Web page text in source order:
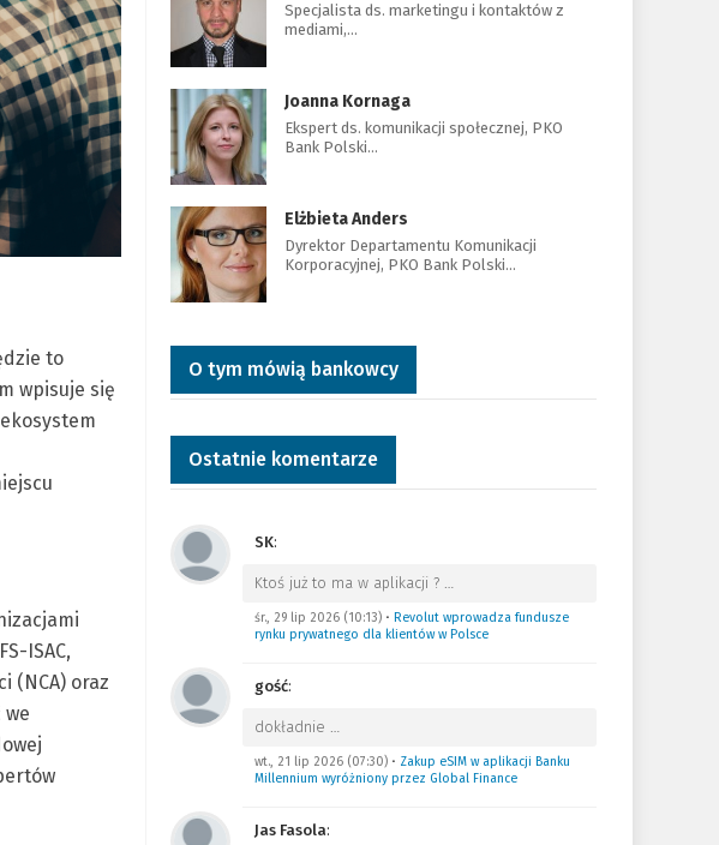
to
wpisuje się
ISAC,
(NCA) oraz
Specjalista ds. marketingu i kontaktów z
mediami,…
Joanna Kornaga
Ekspert ds. komunikacji społecznej, PKO
Bank Polski…
Elżbieta Anders
Dyrektor Departamentu Komunikacji
Korporacyjnej, PKO Bank Polski…
O tym mówią bankowcy
Ostatnie komentarze
SK:
Ktoś już to ma w aplikacji ? …
śr., 29 lip 2026 (10:13)• Revolut wprowadza fundusze
rynku prywatnego dla klientów w Polsce
gość:
dokładnie …
wt., 21 lip 2026 (07:30)• Zakup eSIM w aplikacji Banku
Millennium wyróżniony przez Global Finance
Jas Fasola: